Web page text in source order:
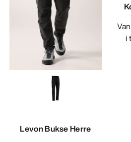
Levon Bukse Herre
Vanntett anmarsjsko til turer
i